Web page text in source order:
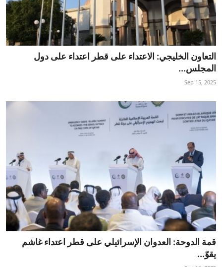
التعاون الخليجي: الاعتداء على قطر اعتداء على دول
المجلس...
Sep 15, 2025
قمة الدوحة: العدوان الإسرائيلي على قطر اعتداء غاشم
يقوّ...